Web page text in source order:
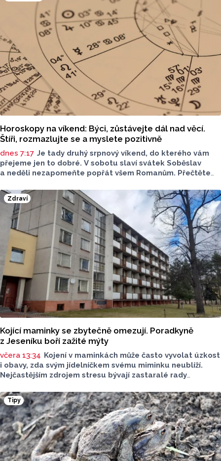
Horoskopy na víkend: Býci, zůstávejte dál nad věcí.
Štíři, rozmazlujte se a myslete pozitivně
dnes 7:17 Je tady druhý srpnový víkend, do kterého vám
přejeme jen to dobré. V sobotu slaví svátek Soběslav
a neděli nezapomeňte popřát všem Romanům. Přečtěte
Zdraví
Kojící maminky se zbytečně omezují. Poradkyně
z Jeseníku boří zažité mýty
včera 13:34 Kojení v maminkách může často vyvolat úzkost
i obavy, zda svým jídelníčkem svému miminku neublíží.
Nejčastějším zdrojem stresu bývají zastaralé rady
se nadýmavým potravinám nebo preventivnímu vyřazování
alergenů. Mýty o stravě při kojení boří laktační poradkyně
z Jeseníku.
Tipy